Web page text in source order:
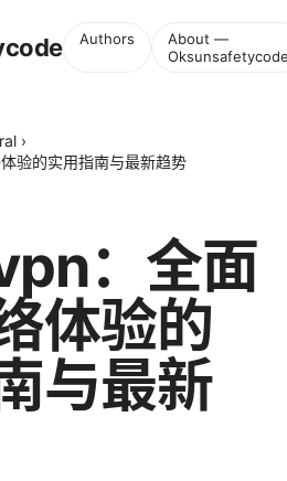
Authors
About —
›
验的实用指南与最新趋势
：全面
体验的
与最新